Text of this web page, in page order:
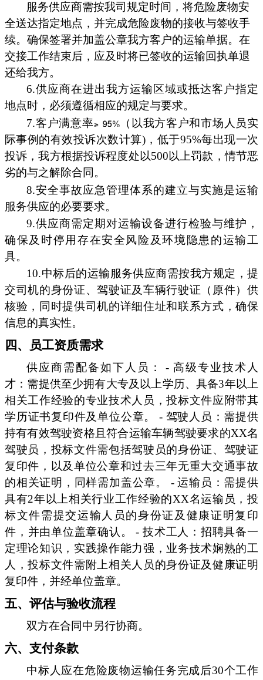
服务供应商需按我司规定时间，将危险废物安
全送达指定地点，并完成危险废物的接收与签收手
续。确保签署并加盖公章我方客户的运输单据。在
交接工作结束后，应及时将已签收的运输回执单退
还给我方。
6.供应商在进出我方运输区域或抵达客户指定
地点时，必须遵循相应的规定与要求。
7.客户满意率
（以我方客户和市场人员实
际事例的有效投诉次数计算)，低于95%每出现一次
投诉，我方根据投诉程度处以500以上罚款，情节恶
劣的与之解除合同。
8.安全事故应急管理体系的建立与实施是运输
服务供应的必要要求。
9.供应商需定期对运输设备进行检验与维护，
确保及时停用存在安全风险及环境隐患的运输工
具。
10.中标后的运输服务供应商需按我方规定，提
交司机的身份证、驾驶证及车辆行驶证（原件）供
核验，同时提供司机的详细住址和联系方式，确保
信息的真实性。
四、员工资质需求
供应商需配备如下人员： - 高级专业技术人
才：需提供至少拥有大专及以上学历、具备3年以上
相关工作经验的专业技术人员，投标文件应附带其
学历证书复印件及单位公章。 - 驾驶人员：需提供
持有有效驾驶资格且符合运输车辆驾驶要求的XX名
驾驶员，投标文件需包括驾驶员的身份证、驾驶证
复印件，以及单位公章和过去三年无重大交通事故
的相关证明，同样需加盖公章。 - 运输员：需提供
具有2年以上相关行业工作经验的XX名运输员，投
标文件需提交运输人员的身份证及健康证明复印
件，并由单位盖章确认。 - 技术工人：招聘具备一
定理论知识，实践操作能力强，业务技术娴熟的工
人，投标文件需附上相关人员的身份证及健康证明
复印件，并经单位盖章。
五、评估与验收流程
双方在合同中另行协商。
六、支付条款
中标人应在危险废物运输任务完成后30个工作